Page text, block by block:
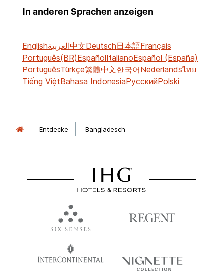
In anderen Sprachen anzeigen
Englishالعربية中文Deutsch日本語Français
Português(BR)EspañolItalianoEspañol (España)
PortuguêsTürkçe繁體中文한국어Nederlandsไทย
Tiếng ViệtBahasa IndonesiaРусскийPolski
Entdecke Bangladesch